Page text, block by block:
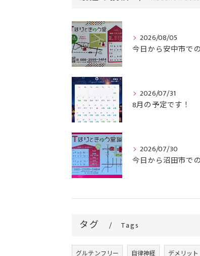
2026/08/05
2026/07/31
8月の予定です！
2026/07/30
タグ Tags
グルテンフリー 自律神経
デメリット